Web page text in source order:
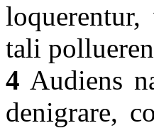
tali
4 Audiens
denigrare,